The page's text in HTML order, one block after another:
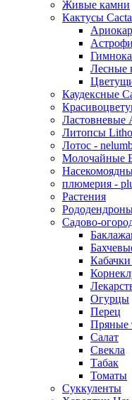
Живые камни
Кактусы
Лесные
Каудексные
Ластовневые
Литопсы
Лотос -
Молочайные
плюмерия -
Растения
Садово-
Огурцы
Перец
Пряные
Салат
Свекла
Табак
Томаты
Суккуленты